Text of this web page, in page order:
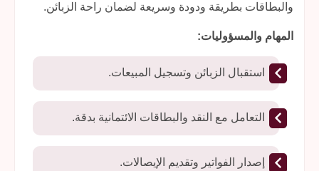
والبطاقات بطريقة ودودة وسريعة لضمان راحة الزبائن.
المهام والمسؤوليات:
استقبال الزبائن وتسجيل المبيعات.
التعامل مع النقد والبطاقات الائتمانية بدقة.
إصدار الفواتير وتقديم الإيصالات.